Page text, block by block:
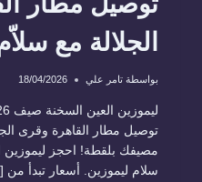
الجلالة مع
بواسطة تامر علي 18/04/2026
توصيل مطار القاهرة وقرى